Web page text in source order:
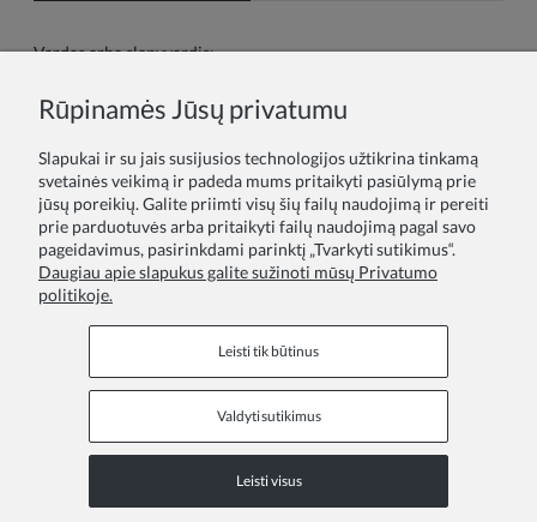
Vardas arba slapyvardis:
Informaciniai puslapiai
Rūpinamės Jūsų privatumu
Slapukai ir su jais susijusios technologijos užtikrina tinkamą
svetainės veikimą ir padeda mums pritaikyti pasiūlymą prie
jūsų poreikių. Galite priimti visų šių failų naudojimą ir pereiti
prie parduotuvės arba pritaikyti failų naudojimą pagal savo
pageidavimus, pasirinkdami parinktį „Tvarkyti sutikimus“.
Daugiau apie slapukus galite sužinoti mūsų Privatumo
politikoje.
Leisti tik būtinus
Valdyti sutikimus
Leisti visus